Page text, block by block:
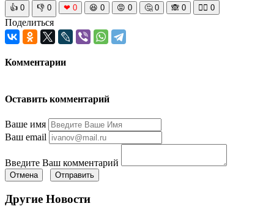
👍 0 👎 0 ❤ 0 😆 0 😡 0 🤔 0 🙈 0 🧘‍♀️ 0
Поделиться
Комментарии
Оставить комментарий
Ваше имя
Ваш email
Введите Ваш комментарий
Отмена Отправить
Другие Новости